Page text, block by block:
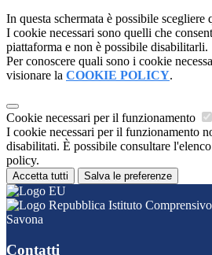
In questa schermata è possibile scegliere
I cookie necessari sono quelli che
piattaforma e non è possibile disabilitarli.
Per conoscere quali sono i cookie
visionare la COOKIE POLICY.
Cookie necessari per il funzionamento
I cookie necessari per il funzionamento
disabilitati. È possibile consultare
policy.
Accetta tutti Salva le preferenze
Istituto
Savona
Contatti